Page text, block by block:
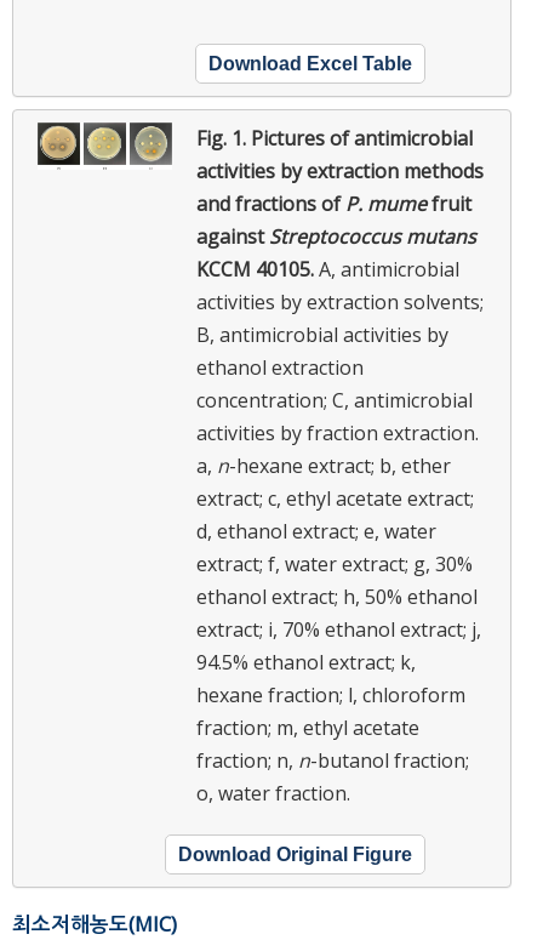
Download Excel Table
Fig. 1. Pictures of antimicrobial
activities by extraction methods
and fractions ofP. mumefruit
againstStreptococcus mutans
KCCM 40105.A, antimicrobial
activities by extraction solvents;
B, antimicrobial activities by
ethanol extraction
concentration; C, antimicrobial
activities by fraction extraction.
a, n-hexane extract; b, ether
extract; c, ethyl acetate extract;
d, ethanol extract; e, water
extract; f, water extract; g, 30%
ethanol extract; h, 50% ethanol
extract; i, 70% ethanol extract; j,
94.5% ethanol extract; k,
hexane fraction; l, chloroform
fraction; m, ethyl acetate
fraction; n, n-butanol fraction;
o, water fraction.
Download Original Figure
최소저해농도(MIC)